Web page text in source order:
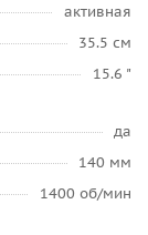
активная
35.5 см
15.6 "
да
140 мм
1400 об/мин